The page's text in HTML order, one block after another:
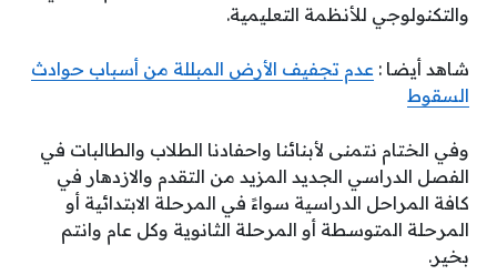
والتكنولوجي للأنظمة التعليمية.
شاهد أيضا : عدم تجفيف الأرض المبللة من أسباب حوادث
السقوط
وفي الختام نتمنى لأبنائنا واحفادنا الطلاب والطالبات في
الفصل الدراسي الجديد المزيد من التقدم والازدهار في
كافة المراحل الدراسية سواءً في المرحلة الابتدائية أو
المرحلة المتوسطة أو المرحلة الثانوية وكل عام وانتم
بخير.